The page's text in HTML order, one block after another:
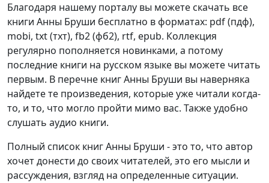
Благодаря нашему порталу вы можете скачать все
книги Анны Бруши бесплатно в форматах: pdf (пдф),
mobi, txt (тхт), fb2 (фб2), rtf, epub. Коллекция
регулярно пополняется новинками, а потому
последние книги на русском языке вы можете читать
первым. В перечне книг Анны Бруши вы наверняка
найдете те произведения, которые уже читали когда-
то, и то, что могло пройти мимо вас. Также удобно
слушать аудио книги.
Полный список книг Анны Бруши - это то, что автор
хочет донести до своих читателей, это его мысли и
рассуждения, взгляд на определенные ситуации.